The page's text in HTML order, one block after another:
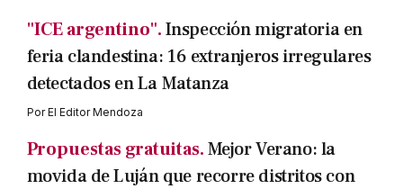
"ICE argentino".Inspección migratoria en
feria clandestina: 16 extranjeros irregulares
detectados en La Matanza
PorEl Editor Mendoza
Propuestas gratuitas.Mejor Verano: la
movida de Luján que recorre distritos con